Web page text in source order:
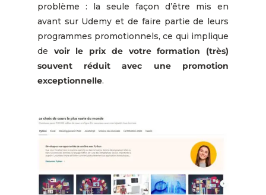
problème : la seule façon d’être mis en
avant sur Udemy et de faire partie de leurs
programmes promotionnels, ce qui implique
de voir le prix de votre formation (très)
souvent réduit avec une promotion
exceptionnelle.